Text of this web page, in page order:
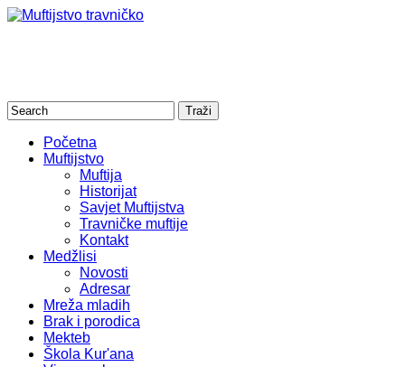
Početna
Muftijstvo
Muftija
Historijat
Savjet Muftijstva
Travničke muftije
Kontakt
Medžlisi
Novosti
Adresar
Mreža mladih
Brak i porodica
Mekteb
Škola Kur'ana